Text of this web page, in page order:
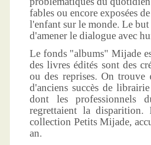
fables ou encore exposées
l'enfant sur le monde. Le
d'amener le dialogue avec
Le fonds "albums" Mijade
des livres édités sont des
ou des reprises. On
d'anciens succès de
dont les professionnels
regrettaient la
collection Petits Mijade,
an.